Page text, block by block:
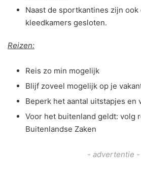
Naast de sportkantines zijn ook
kleedkamers gesloten.
Reizen:
Reis zo min mogelijk
Blijf zoveel mogelijk op je
Beperk het aantal uitstapjes en
Voor het buitenland geldt: volg
Buitenlandse Zaken
- advertentie -